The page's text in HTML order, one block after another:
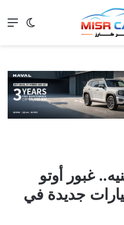
الوضع
جنيه.. غبور أوتو
أسعار 6 سيارات جديدة في